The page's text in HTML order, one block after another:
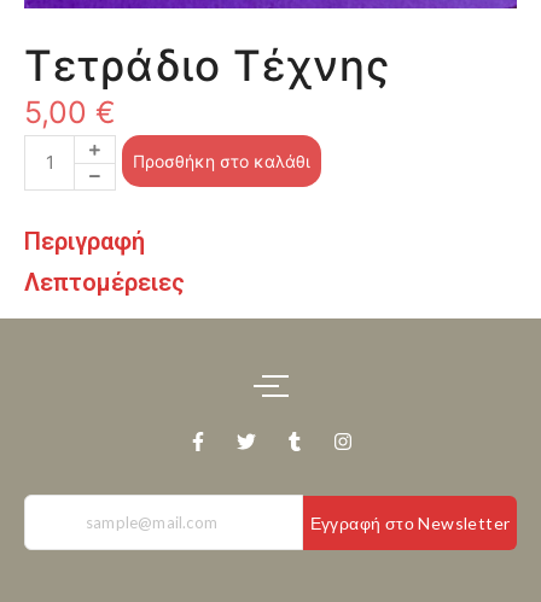
Τετράδιο Τέχνης
5,00 €
Προσθήκη στο καλάθι
Περιγραφή
Λεπτομέρειες
Εγγραφή στο Newsletter